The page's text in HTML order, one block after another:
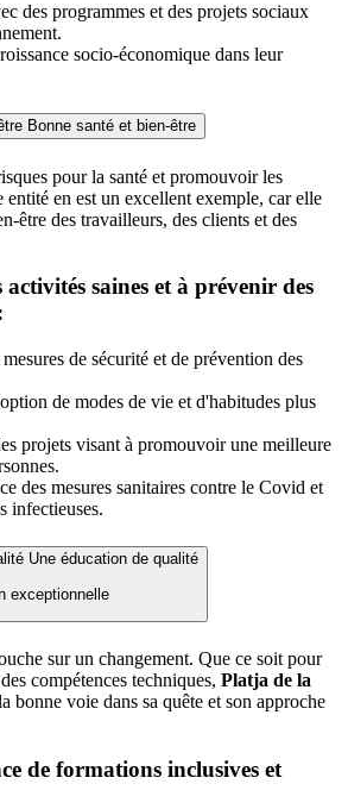
des programmes et des projets sociaux
socio-économique dans leur
Bonne santé et bien-être
pour la santé et promouvoir les
entité en est un excellent exemple, car elle
être des travailleurs, des clients et des
saines et à prévenir des
de sécurité et de prévention des
de modes de vie et d'habitudes plus
projets visant à promouvoir une meilleure
des mesures sanitaires contre le Covid et
infectieuses.
Une éducation de qualité
exceptionnelle
sur un changement. Que ce soit pour
compétences techniques, Platja de la
bonne voie dans sa quête et son approche
de formations inclusives et